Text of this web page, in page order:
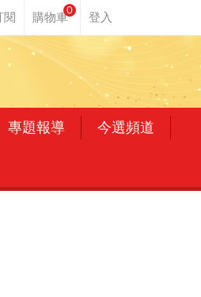
0
專題報導 今選頻道